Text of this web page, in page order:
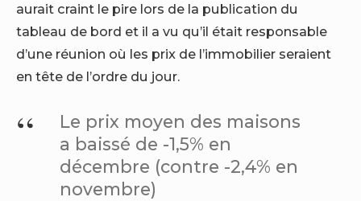
aurait craint le pire lors de la publication du
tableau de bord et il a vu qu’il était responsable
d’une réunion où les prix de l’immobilier seraient
en tête de l’ordre du jour.
Le prix moyen des maisons
a baissé de -1,5% en
décembre (contre -2,4% en
novembre)